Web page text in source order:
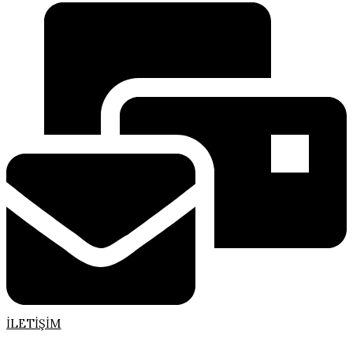
İLETIŞIM